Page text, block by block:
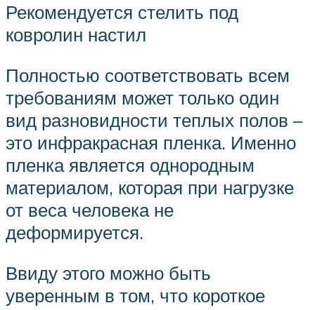
Рекомендуется стелить под
ковролин настил
Полностью соответствовать всем
требованиям может только один
вид разновидности теплых полов –
это инфракрасная пленка. Именно
пленка является однородным
материалом, которая при нагрузке
от веса человека не
деформируется.
Ввиду этого можно быть
уверенным в том, что короткое